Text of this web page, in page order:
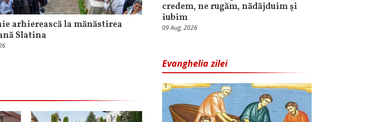
arhierească la mănăstirea
Slatina
credem, ne rugăm, nădăjduim și
iubim
09 Aug, 2026
Evanghelia zilei